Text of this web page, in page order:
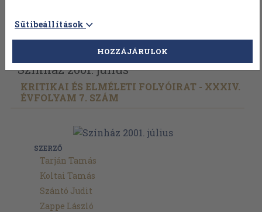
Vissza az előző oldalra Válasszon példányt
Színház 2001. július
KRITIKAI ÉS ELMÉLETI FOLYÓIRAT - XXXIV.
ÉVFOLYAM 7. SZÁM
SZERZŐ
Tarján Tamás
Koltai Tamás
Szántó Judit
Zappe László
Sütibeállítások
HOZZÁJÁRULOK